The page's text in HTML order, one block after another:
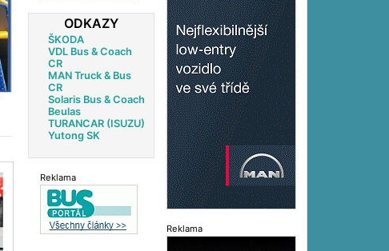
ODKAZY
ŠKODA
VDL Bus & Coach
CR
MAN Truck & Bus
CR
Solaris Bus & Coach
Beulas
TURANCAR (ISUZU)
Yutong SK
Reklama
Reklama